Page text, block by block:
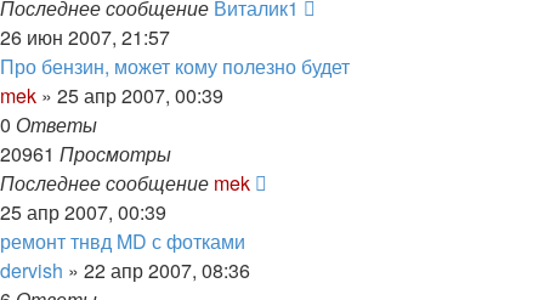
Последнее сообщение Виталик1
26 июн 2007, 21:57
Про бензин, может кому полезно будет
mek » 25 апр 2007, 00:39
0 Ответы
20961 Просмотры
Последнее сообщение mek
25 апр 2007, 00:39
ремонт тнвд MD с фотками
dervish » 22 апр 2007, 08:36